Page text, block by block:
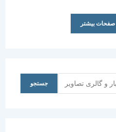
بیشتر
جستجو